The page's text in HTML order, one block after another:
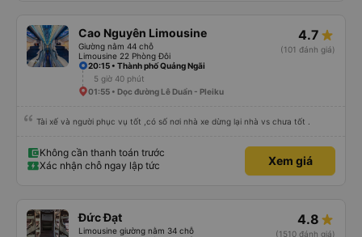
Cao Nguyên Limousine
Giường nằm 44 chỗ
Limousine 22 Phòng Đôi
4.7
(101 đánh giá)
20:15 • Thành phố Quảng Ngãi
5 giờ 40 phút
01:55 • Dọc đường Lê Duẩn - Pleiku
Tài xế và người phục vụ tốt ,có số nơi nhà xe dừng lại nhà vs chưa tốt .
Không cần thanh toán trước
Xác nhận chỗ ngay lập tức
Xem giá
Đức Đạt
Limousine giường nằm 34 chỗ
4.8
(1510 đánh giá)